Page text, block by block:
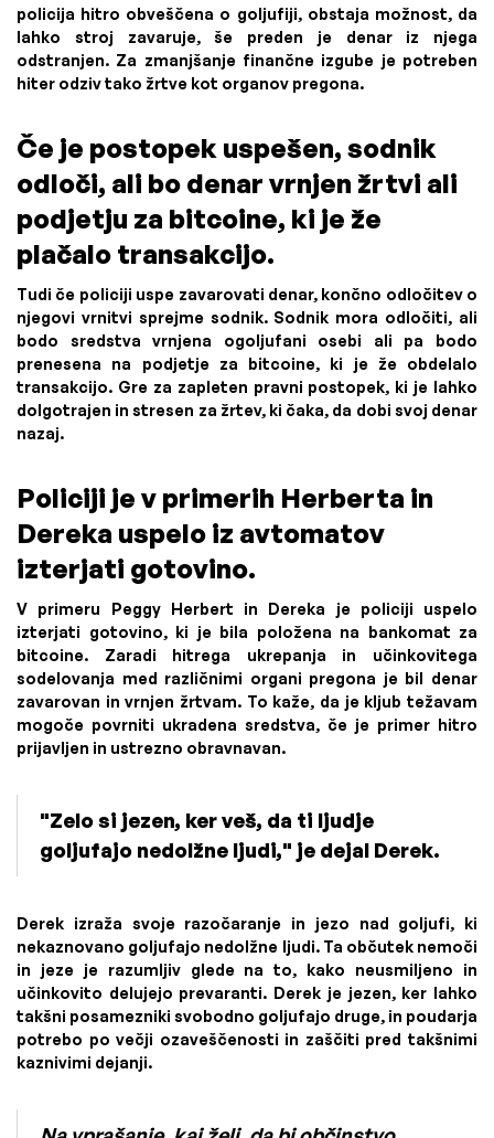
policija hitro obveščena o goljufiji, obstaja možnost, da
lahko stroj zavaruje, še preden je denar iz njega
odstranjen. Za zmanjšanje finančne izgube je potreben
hiter odziv tako žrtve kot organov pregona.
Če je postopek uspešen, sodnik
odloči, ali bo denar vrnjen žrtvi ali
podjetju za bitcoine, ki je že
plačalo transakcijo.
Tudi če policiji uspe zavarovati denar, končno odločitev o
njegovi vrnitvi sprejme sodnik. Sodnik mora odločiti, ali
bodo sredstva vrnjena ogoljufani osebi ali pa bodo
prenesena na podjetje za bitcoine, ki je že obdelalo
transakcijo. Gre za zapleten pravni postopek, ki je lahko
dolgotrajen in stresen za žrtev, ki čaka, da dobi svoj denar
nazaj.
Policiji je v primerih Herberta in
Dereka uspelo iz avtomatov
izterjati gotovino.
V primeru Peggy Herbert in Dereka je policiji uspelo
izterjati gotovino, ki je bila položena na bankomat za
bitcoine. Zaradi hitrega ukrepanja in učinkovitega
sodelovanja med različnimi organi pregona je bil denar
zavarovan in vrnjen žrtvam. To kaže, da je kljub težavam
mogoče povrniti ukradena sredstva, če je primer hitro
prijavljen in ustrezno obravnavan.
"Zelo si jezen, ker veš, da ti ljudje
goljufajo nedolžne ljudi," je dejal Derek.
Derek izraža svoje razočaranje in jezo nad goljufi, ki
nekaznovano goljufajo nedolžne ljudi. Ta občutek nemoči
in jeze je razumljiv glede na to, kako neusmiljeno in
učinkovito delujejo prevaranti. Derek je jezen, ker lahko
takšni posamezniki svobodno goljufajo druge, in poudarja
potrebo po večji ozaveščenosti in zaščiti pred takšnimi
kaznivimi dejanji.